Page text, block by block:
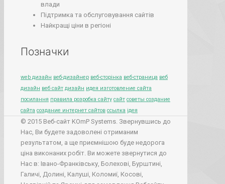
влади
Підтримка та обслуговування сайтів
Найкращі ціни в регіоні
Позначки
web дизайн веб-дизайнер веб-сторінка веб-страница веб
дизайн веб сайт дизайн идея изготовление сайта
посилання правила розробка сайту сайт советы создание
сайта создание интернет сайтов ссылка ідея
© 2015 Веб-сайт KOmP Systems. Звернувшись до
Нас, Ви будете задоволені отриманим
результатом, а ще приємнішою буде недорога
ціна виконаних робіт. Ви можете звернутися до
Нас в: Івано-Франківську, Болехові, Бурштині,
Галичі, Долині, Калуші, Коломиї, Косові,